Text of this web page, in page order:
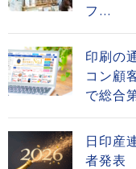
フ...
印刷の
コン顧
で総合
日印産
者発表